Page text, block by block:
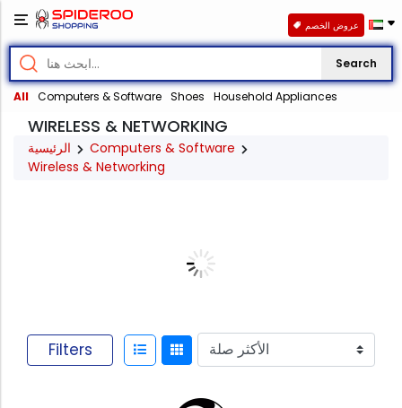
Search
All Computers & Software Shoes Household Appliances
عروض الخصم
WIRELESS & NETWORKING
الرئيسية
Computers & Software
Wireless & Networking
Filters